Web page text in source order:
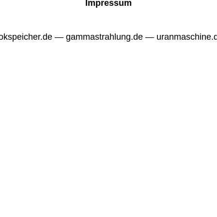
Impressum
— gammastrahlung.de —